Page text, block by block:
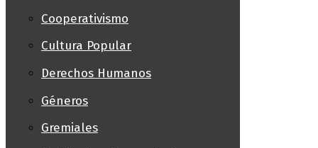
Cooperativismo
Cultura Popular
Derechos Humanos
Géneros
Gremiales